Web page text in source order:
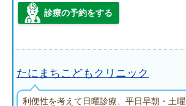
診療の予約をする
たにまちこどもクリニック
利便性を考えて日曜診療、平日早朝・土